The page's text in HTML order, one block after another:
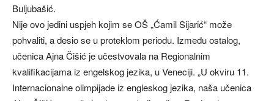
Buljubašić.
Nije ovo jedini uspjeh kojim se OŠ „Ćamil Sijarić“ može
pohvaliti, a desio se u proteklom periodu. Između ostalog,
učenica Ajna Čišić je učestvovala na Regionalnim
kvalifikacijama iz engelskog jezika, u Veneciji. „U okviru 11.
Internacionalne olimpijade iz engleskog jezika, naša učenica